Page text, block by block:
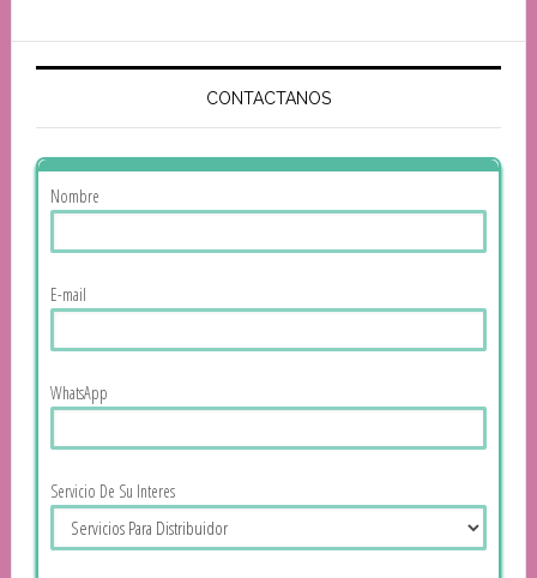
CONTACTANOS
Nombre
E-mail
WhatsApp
Servicio De Su Interes